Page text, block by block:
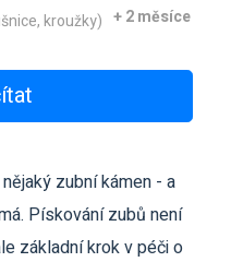
kroužky) + 2 měsíce
zubní kámen - a
Pískování zubů není
základní krok v péči o